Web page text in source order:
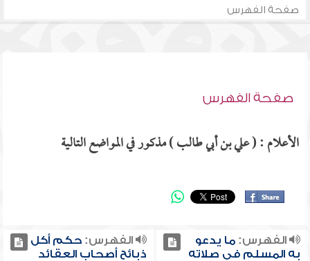
صفحة الفهرس
صفحة الفهرس
الأعلام : ( علي بن أبي طالب ) مذكور في المواضع التالية
الفهرس:ما يدعو
به المسلم في صلاته
الفهرس:حكم أكل
ذبائح أصحاب العقائد